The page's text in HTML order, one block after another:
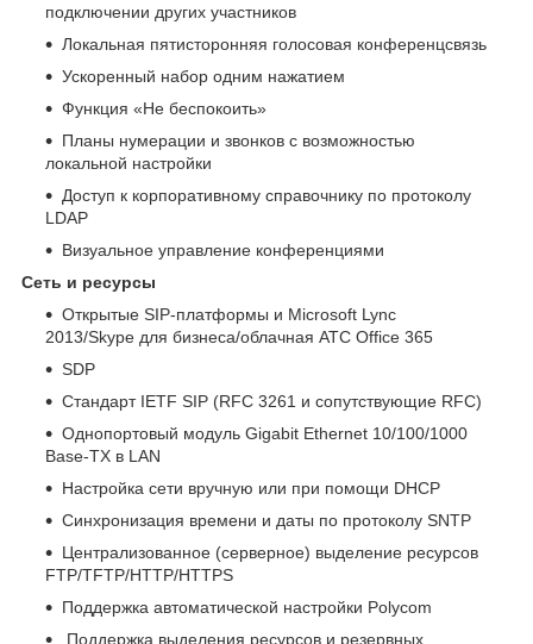
подключении других участников
Локальная пятисторонняя голосовая конференцсвязь
Ускоренный набор одним нажатием
Функция «Не беспокоить»
Планы нумерации и звонков с возможностью
локальной настройки
Доступ к корпоративному справочнику по протоколу
LDAP
Визуальное управление конференциями
Сеть и ресурсы
Открытые SIP-платформы и Microsoft Lync
2013/Skype для бизнеса/облачная АТС Office 365
SDP
Стандарт IETF SIP (RFC 3261 и сопутствующие RFC)
Однопортовый модуль Gigabit Ethernet 10/100/1000
Base-TX в LAN
Настройка сети вручную или при помощи DHCP
Синхронизация времени и даты по протоколу SNTP
Централизованное (серверное) выделение ресурсов
FTP/TFTP/HTTP/HTTPS
Поддержка автоматической настройки Polycom
Поддержка выделения ресурсов и резервных